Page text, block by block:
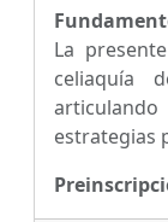
La
celiaquía
estrategias